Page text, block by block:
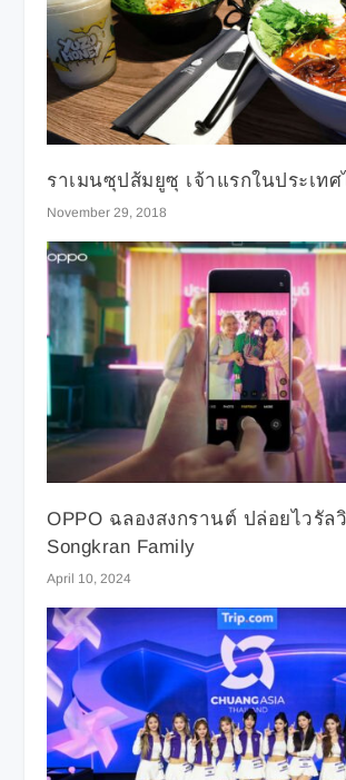
ราเมนซุปส้มยูซุ เจ้าแรกในประเทศ
November 29, 2018
OPPO ฉลองสงกรานต์ ปล่อยไวรัล
Songkran Family
April 10, 2024